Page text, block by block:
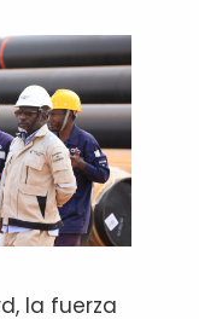
la fuerza